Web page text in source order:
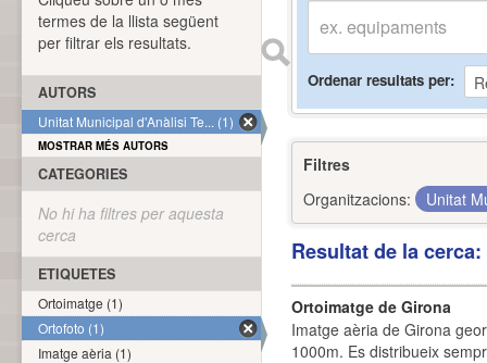
Ordenar resultats per
Filtres
Organitzacions:
Unitat
Resultat de la
Ortoimatge de Girona
Imatge aèria de Girona
1000m. Es distribueix
termes de la llista següent
per filtrar els resultats.
AUTORS
Unitat Municipal d'Anàlisi Te... (1)
MOSTRAR MÉS AUTORS
CATEGORIES
No hi ha filtres per aquesta
cerca
ETIQUETES
Ortoimatge (1)
Ortofoto (1)
Imatge aèria (1)